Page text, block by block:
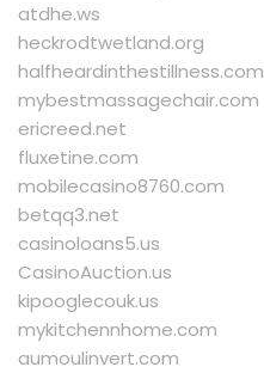
atdhe.ws
heckrodtwetland.org
halfheardinthestillness.com
mybestmassagechair.com
ericreed.net
fluxetine.com
mobilecasino8760.com
betqq3.net
casinoloans5.us
CasinoAuction.us
kipooglecouk.us
mykitchennhome.com
aumoulinvert.com